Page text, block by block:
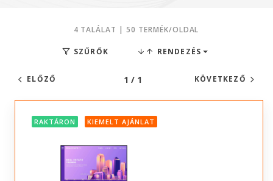
4 TALÁLAT | 50 TERMÉK/OLDAL
SZŰRŐK RENDEZÉS
ELŐZŐ 1 / 1 KÖVETKEZŐ
RAKTÁRON KIEMELT AJÁNLAT